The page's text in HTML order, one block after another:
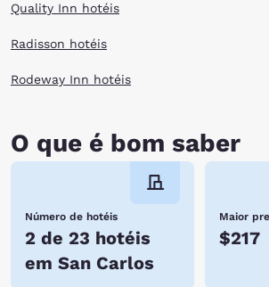
Quality Inn hotéis
Radisson hotéis
Rodeway Inn hotéis
O que é bom saber
Número de hotéis
2 de 23 hotéis
em San Carlos
Maior
$217